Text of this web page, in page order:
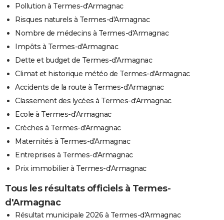
Pollution à Termes-d'Armagnac
Risques naturels à Termes-d'Armagnac
Nombre de médecins à Termes-d'Armagnac
Impôts à Termes-d'Armagnac
Dette et budget de Termes-d'Armagnac
Climat et historique météo de Termes-d'Armagnac
Accidents de la route à Termes-d'Armagnac
Classement des lycées à Termes-d'Armagnac
Ecole à Termes-d'Armagnac
Crèches à Termes-d'Armagnac
Maternités à Termes-d'Armagnac
Entreprises à Termes-d'Armagnac
Prix immobilier à Termes-d'Armagnac
Tous les résultats officiels à Termes-
d'Armagnac
Résultat municipale 2026 à Termes-d'Armagnac